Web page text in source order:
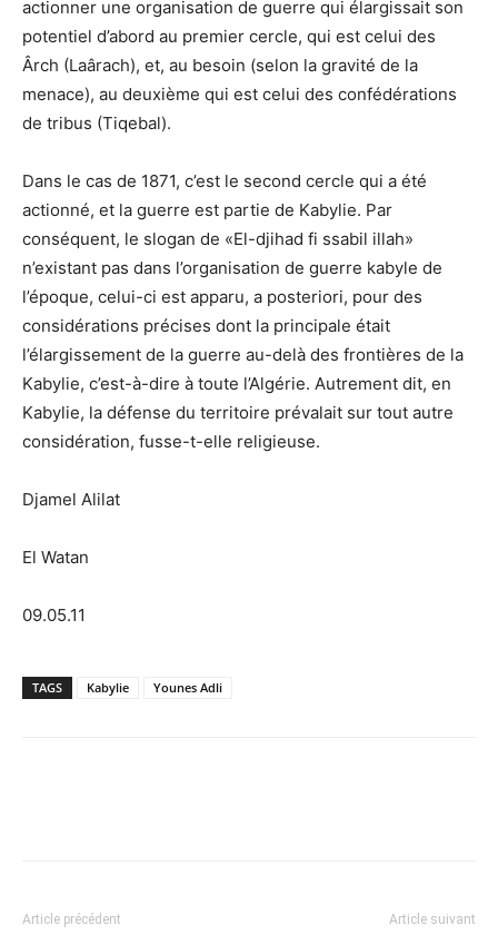
actionner une organisation de guerre qui élargissait son
potentiel d’abord au premier cercle, qui est celui des
Ârch (Laârach), et, au besoin (selon la gravité de la
menace), au deuxième qui est celui des confédérations
de tribus (Tiqebal).
Dans le cas de 1871, c’est le second cercle qui a été
actionné, et la guerre est partie de Kabylie. Par
conséquent, le slogan de «El-djihad fi ssabil illah»
n’existant pas dans l’organisation de guerre kabyle de
l’époque, celui-ci est apparu, a posteriori, pour des
considérations précises dont la principale était
l’élargissement de la guerre au-delà des frontières de la
Kabylie, c’est-à-dire à toute l’Algérie. Autrement dit, en
Kabylie, la défense du territoire prévalait sur tout autre
considération, fusse-t-elle religieuse.
Djamel Alilat
El Watan
09.05.11
TAGS Kabylie Younes Adli
Article précédent Article suivant